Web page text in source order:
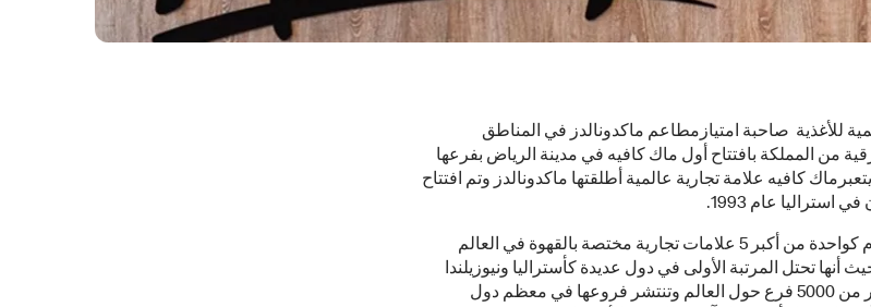
للأغذية صاحبة امتيازمطاعم ماكدونالدز في المناطق
من المملكة بافتتاح أول ماك كافيه في مدينة الرياض بفرعها
كافيه علامة تجارية عالمية أطلقتها ماكدونالدز وتم افتتاح
استراليا عام 1993.
كما تصنف ماك كافيه اليوم كواحدة من أكبر 5 علامات تجارية مختصة بالقهوة في العالم
لمدة 26 عاما حيث أنها تحتل المرتبة الأولى في دول عديدة كأستراليا ونيوزيلندا
ولدى ماك كافيه اليوم أكثر من 5000 فرع حول العالم وتنتشر فروعها في معظم دول